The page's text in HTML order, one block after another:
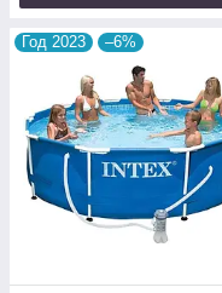
Год 2023 –6%